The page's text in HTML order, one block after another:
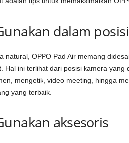
dalam
natural, OPPO Pad Air memang
Hal ini terlihat dari posisi kamera
mengetik, video meeting, hingga
yang terbaik.
aksesoris